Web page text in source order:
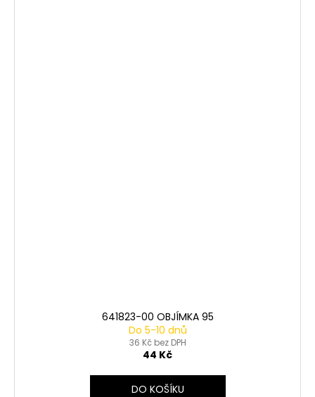
641823-00 OBJÍMKA 95
Do 5-10 dnů
36 Kč bez DPH
44 Kč
DO KOŠÍKU